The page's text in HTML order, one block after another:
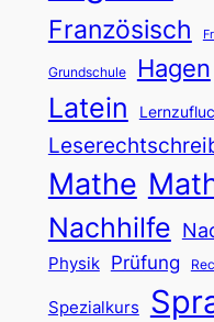
Französisch
Grundschule Hagen
Latein
Mathe
Nachhilfe
Physik Prüfung
Spezialkurs